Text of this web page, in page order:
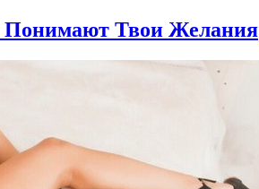
Понимают Твои Желания